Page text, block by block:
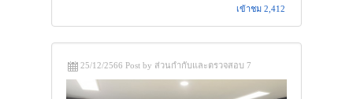
เข้าชม 2,412
25/12/2566 Post by ส่วนกำกับและตรวจสอบ 7